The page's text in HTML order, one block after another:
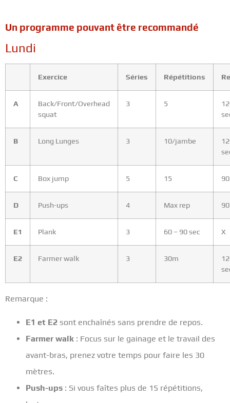
Un programme pouvant être recommandé
Lundi
Exercice Séries Répétitions
A
Back/Front/Overhead
squat
3 5
B Long Lunges 3 10/jambe
C Box jump 5 15
D Push-ups 4 Max rep
E1 Plank 3 60 – 90 sec X
E2 Farmer walk 3 30m
Remarque :
E1 et E2 sont enchaînés sans prendre de repos.
Farmer walk : Focus sur le gainage et le travail des
avant-bras, prenez votre temps pour faire les 30
mètres.
Push-ups : Si vous faîtes plus de 15 répétitions,